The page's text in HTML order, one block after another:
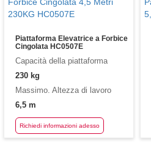
Piattaforma Elevatrice a Forbice
Cingolata HC0507E
Capacità della piattaforma
230 kg
Massimo. Altezza di lavoro
6,5 m
Richiedi informazioni adesso